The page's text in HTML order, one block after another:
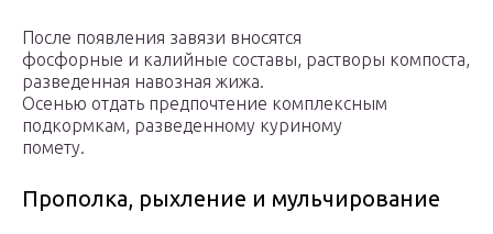
После появления завязи вносятся
фосфорные и калийные составы, растворы компоста,
разведенная навозная жижа.
Осенью отдать предпочтение комплексным
подкормкам, разведенному куриному
помету.
Прополка, рыхление и мульчирование